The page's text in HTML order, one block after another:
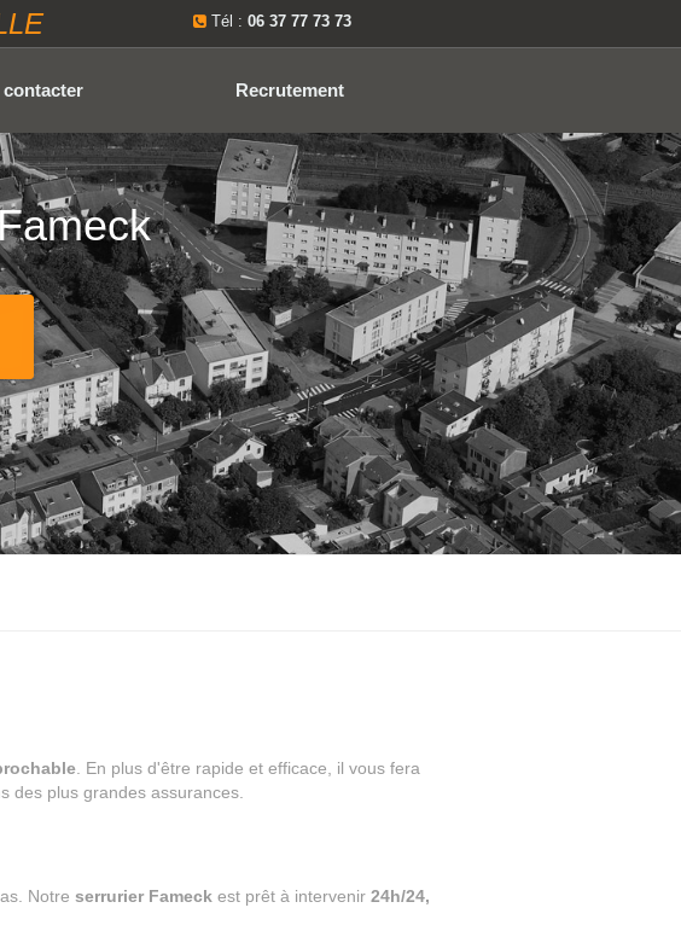
Tél : 06 37 77 73 73
contacter Recrutement
. En plus d'être rapide et efficace, il vous fera
des plus grandes assurances.
Notre serrurier Fameck est prêt à intervenir 24h/24,